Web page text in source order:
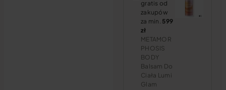
gratis od
zakupów
za min. 599
zł
METAMOR
PHOSIS
BODY
Balsam Do
Ciała Lumi
Glam